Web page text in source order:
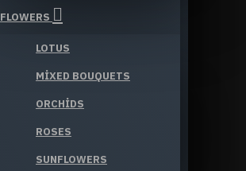
FLOWERS
LOTUS
MIXED BOUQUETS
ORCHIDS
ROSES
SUNFLOWERS